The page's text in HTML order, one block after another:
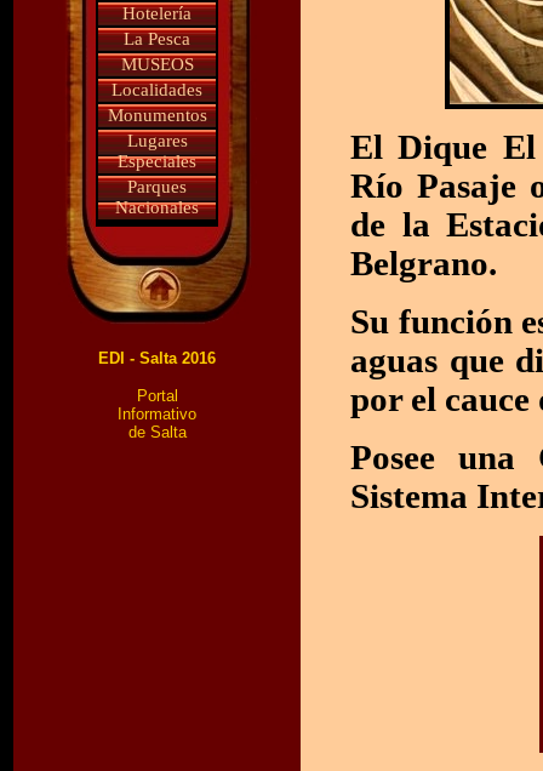
Hotelería
La Pesca
MUSEOS
Localidades
Monumentos
Lugares
Especiales
Parques
Nacionales
EDI - Salta 2016
Portal
Informativo
de Salta
El Dique El
Río Pasaje
de la
Belgrano.
Su función
aguas que
por el cauce
Posee una
Sistema